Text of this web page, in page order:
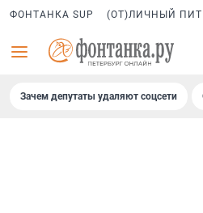
ФОНТАНКА SUP (ОТ)ЛИЧНЫЙ
Зачем депутаты удаляют соцсети